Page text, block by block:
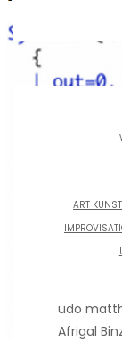
ART
udo
Afrigal